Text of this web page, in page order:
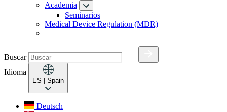
Academia
Seminarios
Medical Device Regulation (MDR)
Buscar
Idioma
ES | Spain
Deutsch